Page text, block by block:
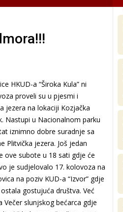
HKUD-a “Široka Kula” ni
proveli su u pjesmi i
jezera na lokaciji Kozjačka
Nastupi u Nacionalnom parku
iznimno dobre suradnje sa
Plitvička jezera. Još jedan
ove subote u 18 sati gdje će
je sudjelovalo 17. kolovoza na
na poziv KUD-a “Izvor” gdje
gostujuća društva. Već
Večer slunjskog bećarca gdje